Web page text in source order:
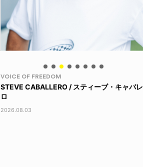
VOICE OF FREEDOM
STEVE CABALLERO / スティーブ・キャバレ
ロ
2026.08.03